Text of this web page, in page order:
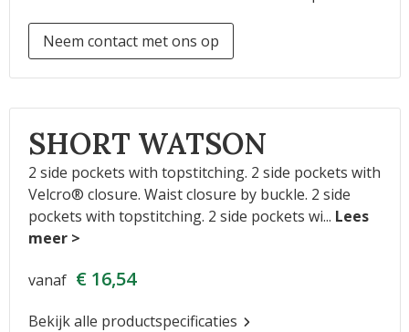
Neem contact met ons op
SHORT WATSON
2 side pockets with topstitching. 2 side pockets with
Velcro® closure. Waist closure by buckle. 2 side
pockets with topstitching. 2 side pockets wi...
vanaf € 16,54
Bekijk alle productspecificaties